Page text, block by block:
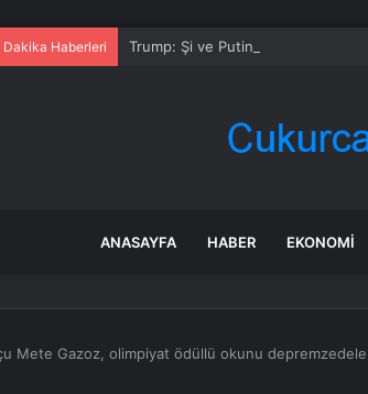
Dakika Haberleri Trump: Şi ve Putin İran’a silah
ANASAYFA HABER EKONOMI
Mete Gazoz, olimpiyat ödüllü okunu